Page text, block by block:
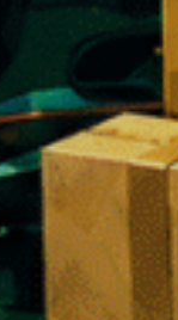
inoxidável – Metaltex